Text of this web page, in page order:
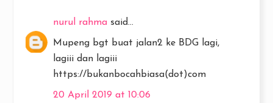
nurul rahma said...
Mupeng bgt buat jalan2 ke BDG lagi,
lagiii dan lagiii
https://bukanbocahbiasa(dot)com
20 April 2019 at 10:06